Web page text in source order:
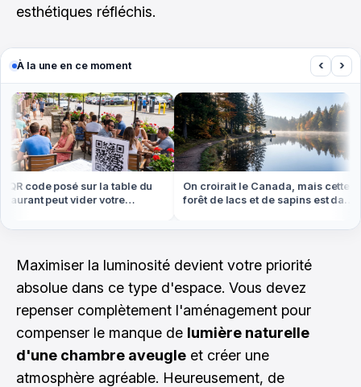
esthétiques réfléchis.
À la une en ce moment ‹ ›
code posé sur la table du
peut vider votre
On croirait le Canada, mais cette
forêt de lacs et de sapins est dans
Maximiser la luminosité devient votre priorité
absolue dans ce type d'espace. Vous devez
repenser complètement l'aménagement pour
compenser le manque de lumière naturelle
d'une chambre aveugle et créer une
atmosphère agréable. Heureusement, de